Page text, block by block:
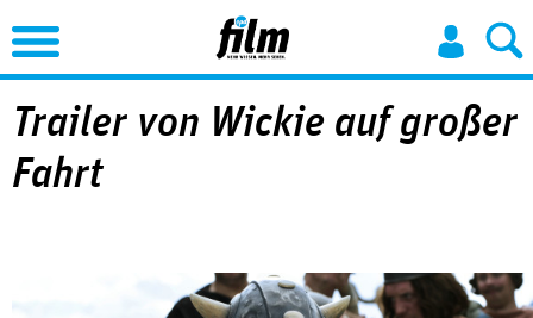
Jump to Navigation
Trailer von Wickie auf großer
Fahrt